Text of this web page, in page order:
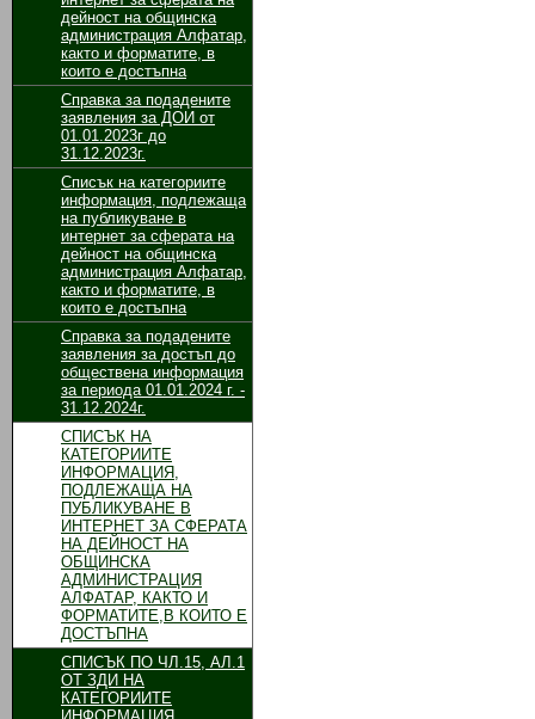
дейност на общинска
администрация Алфатар,
както и форматите, в
които е достъпна
Справка за подадените
заявления за ДОИ от
01.01.2023г до
31.12.2023г.
Списък на категориите
информация, подлежаща
на публикуване в
интернет за сферата на
дейност на общинска
администрация Алфатар,
както и форматите, в
които е достъпна
Справка за подадените
заявления за достъп до
обществена информация
за периода 01.01.2024 г. -
31.12.2024г.
СПИСЪК НА
КАТЕГОРИИТЕ
ИНФОРМАЦИЯ,
ПОДЛЕЖАЩА НА
ПУБЛИКУВАНЕ В
ИНТЕРНЕТ ЗА СФЕРАТА
НА ДЕЙНОСТ НА
ОБЩИНСКА
АДМИНИСТРАЦИЯ
АЛФАТАР, КАКТО И
ФОРМАТИТЕ,В КОИТО Е
ДОСТЪПНА
СПИСЪК ПО ЧЛ.15, АЛ.1
ОТ ЗДИ НА
КАТЕГОРИИТЕ